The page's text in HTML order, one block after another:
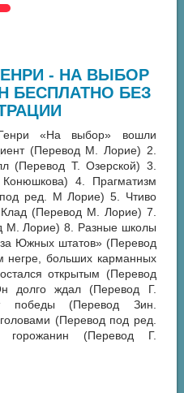
- НА ВЫБОР
БЕСПЛАТНО БЕЗ
«На выбор» вошли
(Перевод М. Лорие) 2.
(Перевод Т. Озерской) 3.
4. Прагматизм
ред. М Лорие) 5. Чтиво
(Перевод М. Лорие) 7.
М. Лорие) 8. Разные школы
Южных штатов» (Перевод
негре, больших карманных
открытым (Перевод
долго ждал (Перевод Г.
победы (Перевод Зин.
(Перевод под ред.
(Перевод Г.